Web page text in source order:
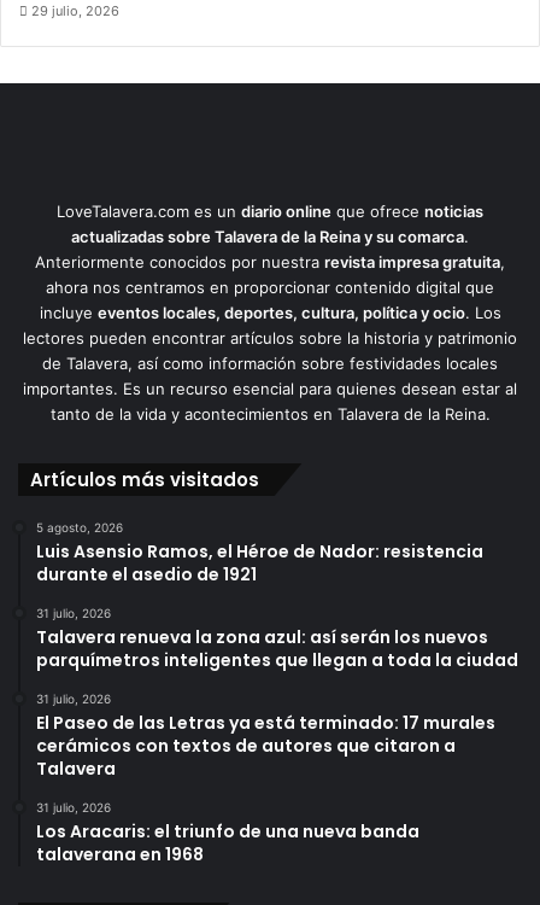
29 julio, 2026
LoveTalavera.com es un diario online que ofrece noticias
actualizadas sobre Talavera de la Reina y su comarca.
Anteriormente conocidos por nuestra revista impresa gratuita,
ahora nos centramos en proporcionar contenido digital que
incluye eventos locales, deportes, cultura, política y ocio. Los
lectores pueden encontrar artículos sobre la historia y patrimonio
de Talavera, así como información sobre festividades locales
importantes. Es un recurso esencial para quienes desean estar al
tanto de la vida y acontecimientos en Talavera de la Reina.
Artículos más visitados
5 agosto, 2026
Luis Asensio Ramos, el Héroe de Nador: resistencia
durante el asedio de 1921
31 julio, 2026
Talavera renueva la zona azul: así serán los nuevos
parquímetros inteligentes que llegan a toda la ciudad
31 julio, 2026
El Paseo de las Letras ya está terminado: 17 murales
cerámicos con textos de autores que citaron a
Talavera
31 julio, 2026
Los Aracaris: el triunfo de una nueva banda
talaverana en 1968